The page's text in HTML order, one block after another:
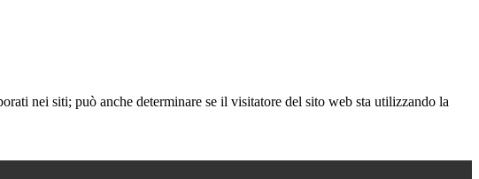
nei siti; può anche determinare se il visitatore del sito web sta utilizzando la